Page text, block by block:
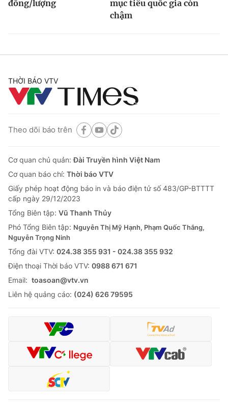
đồng/lượng
mục tiêu quốc gia còn
chậm
THỜI BÁO VTV
Theo dõi báo trên
Cơ quan chủ quản:Đài Truyền hình Việt Nam
Cơ quan báo chí: Thời báo VTV
Giấy phép hoạt động báo in và báo điện tử số 483/GP-BTTTT
cấp ngày 29/12/2023
Tổng Biên tập: Vũ Thanh Thủy
Phó Tổng Biên tập: Nguyễn Thị Mỹ Hạnh, Phạm Quốc Thắng,
Nguyễn Trọng Ninh
Tổng đài VTV: 024.38 355 931 - 024.38 355 932
Ðiện thoại Thời báo VTV: 0988 671 671
Email: toasoan@vtv.vn
Liên hệ quảng cáo: (024) 626 79595